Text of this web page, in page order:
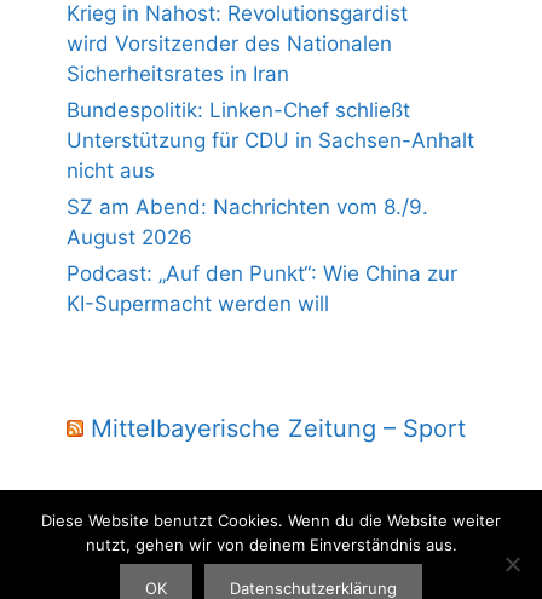
Krieg in Nahost: Revolutionsgardist
wird Vorsitzender des Nationalen
Sicherheitsrates in Iran
Bundespolitik: Linken-Chef schließt
Unterstützung für CDU in Sachsen-Anhalt
nicht aus
SZ am Abend: Nachrichten vom 8./9.
August 2026
Podcast: „Auf den Punkt“: Wie China zur
KI-Supermacht werden will
Mittelbayerische Zeitung – Sport
© 2004 - 2026 Laber Jura - powered by wmm-gbr.de
Diese Website benutzt Cookies. Wenn du die Website weiter
nutzt, gehen wir von deinem Einverständnis aus.
OK Datenschutzerklärung